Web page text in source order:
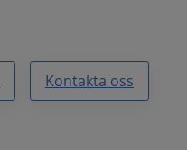
Kontakta oss